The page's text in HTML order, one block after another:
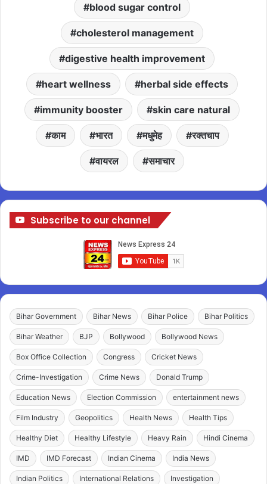
blood sugar control
cholesterol management
digestive health improvement
heart wellness herbal side effects
immunity booster skin care natural
काम भारत मधुमेह रक्तचाप
वायरल समाचार
Subscribe to our channel
Bihar Government Bihar News Bihar Police Bihar Politics
Bihar Weather BJP Bollywood Bollywood News
Box Office Collection Congress Cricket News
Crime-Investigation Crime News Donald Trump
Education News Election Commission entertainment news
Film Industry Geopolitics Health News Health Tips
Healthy Diet Healthy Lifestyle Heavy Rain Hindi Cinema
IMD IMD Forecast Indian Cinema India News
Indian Politics International Relations Investigation